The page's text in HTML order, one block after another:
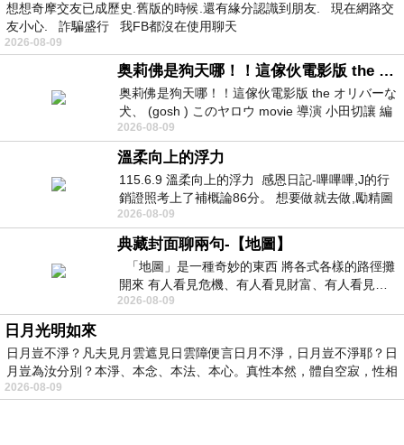
想想奇摩交友已成歷史.舊版的時候.還有緣分認識到朋友. 現在網路交
友小心. 詐騙盛行 我FB都沒在使用聊天
2026-08-09
奥莉佛是狗天哪！！這傢伙電影版 the オリバーな犬、 (gosh ) このヤロウ movie
奥莉佛是狗天哪！！這傢伙電影版 the オリバーな
犬、 (gosh ) このヤロウ movie 導演 小田切讓 編
劇: 小田切讓 主演: 小田切讓
2026-08-09
溫柔向上的浮力
115.6.9 溫柔向上的浮力 感恩日記-嗶嗶嗶,J的行
銷證照考上了補概論86分。 想要做就去做,勵精圖
治大成功,也是表法,堅持和努力
2026-08-09
典藏封面聊兩句-【地圖】
「地圖」是一種奇妙的東西 將各式各樣的路徑攤
開來 有人看見危機、有人看見財富、有人看見…
從中可以發掘出不同的
2026-08-09
日月光明如來
日月豈不淨？凡夫見月雲遮見日雲障便言日月不淨，日月豈不淨耶？日
月豈為汝分別？本淨、本念、本法、本心。真性本然，體自空寂，性相
2026-08-09